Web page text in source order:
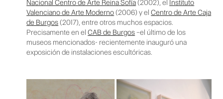
Nacional Centro de Arte Reina Sofía(2002), el Instituto
Valenciano de Arte Moderno(2006) y elCentro de Arte Caja
de Burgos(2017), entre otros muchos espacios.
Precisamente en elCAB de Burgos–el último de los
museos mencionados- recientemente inauguró una
exposición de instalaciones escultóricas.